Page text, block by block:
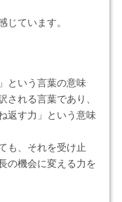
じています。
という言葉の意味
される言葉であり、
返す力」という意味
も、それを受け止
の機会に変える力を